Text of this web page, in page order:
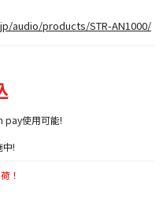
audio/products/STR-AN1000/
pay使用可能!
!
！